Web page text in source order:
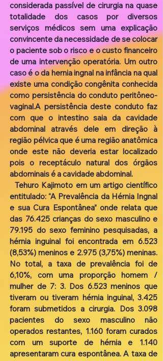
considerada passível de cirurgia na quase
totalidade dos casos por diversos
serviços médicos sem uma explicação
convincente da necessidade de se colocar
o paciente sob o risco e o custo financeiro
de uma intervenção operatória. Um outro
caso é o da hernia ingnal na infância na qual
existe uma condição congênita conhecida
como persistência do conduto peritôneo-
vaginal.A persistência deste conduto faz
com que o intestino saia da cavidade
abdominal através dele em direção à
região pélvica que é uma região anatômica
onde este não deveria estar localizado
pois o receptáculo natural dos órgãos
abdominais é a cavidade abdominal.
Tehuro Kajimoto em um artigo científico
entitulado: “A Prevalência da Hérnia Ingnal
e sua Cura Espontânea” onde relata que
das 76.425 crianças do sexo masculino e
79.195 do sexo feminino pesquisadas, a
hérnia inguinal foi encontrada em 6.523
(8,53%) meninos e 2.975 (3,75%) meninas.
No total, a taxa de prevalência foi de
6,10%, com uma proporção homem /
mulher de 7: 3. Dos 6.523 meninos que
tiveram ou tiveram hérnia inguinal, 3.425
foram submetidos a cirurgia. Dos 3.098
pacientes do sexo masculino não
operados restantes, 1.160 foram curados
com um suporte de hérnia e 1.140
apresentaram cura espontânea. A taxa de